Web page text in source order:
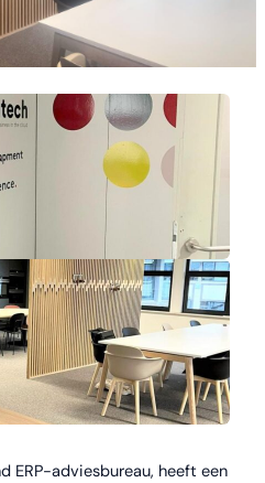
ERP-adviesbureau, heeft een